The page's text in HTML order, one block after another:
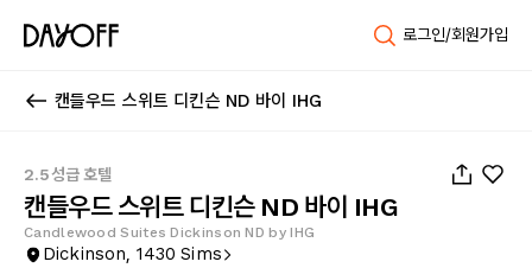
로그인/회원가입
캔들우드 스위트 디킨슨 ND 바이 IHG
2.5성급 호텔
캔들우드 스위트 디킨슨 ND 바이 IHG
Candlewood Suites Dickinson ND by IHG
Dickinson, 1430 Sims